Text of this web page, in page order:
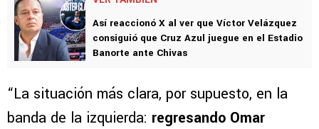
Así reaccionó X al ver que Víctor Velázquez
consiguió que Cruz Azul juegue en el Estadio
Banorte ante Chivas
“La situación más clara, por supuesto, en la
banda de la izquierda: regresando Omar